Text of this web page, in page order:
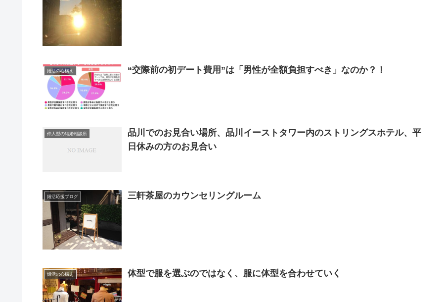
婚活の心構え “交際前の初デート費用”は「男性が全額負担すべき」なのか？！
仲人型の結婚相談所
品川でのお見合い場所、品川イーストタワー内のストリングスホテル、平
日休みの方のお見合い
婚活応援ブログ 三軒茶屋のカウンセリングルーム
婚活の心構え 体型で服を選ぶのではなく、服に体型を合わせていく